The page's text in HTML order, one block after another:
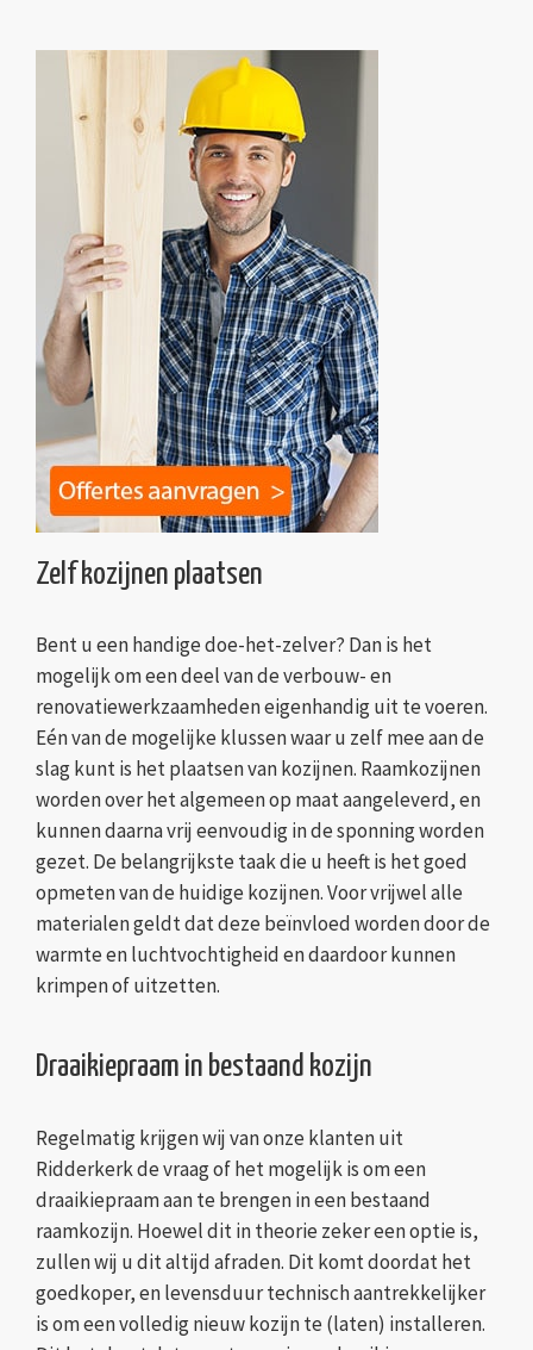
Zelf kozijnen plaatsen
Bent u een handige doe-het-zelver? Dan is het
mogelijk om een deel van de verbouw- en
renovatiewerkzaamheden eigenhandig uit te voeren.
Eén van de mogelijke klussen waar u zelf mee aan de
slag kunt is het plaatsen van kozijnen. Raamkozijnen
worden over het algemeen op maat aangeleverd, en
kunnen daarna vrij eenvoudig in de sponning worden
gezet. De belangrijkste taak die u heeft is het goed
opmeten van de huidige kozijnen. Voor vrijwel alle
materialen geldt dat deze beïnvloed worden door de
warmte en luchtvochtigheid en daardoor kunnen
krimpen of uitzetten.
Draaikiepraam in bestaand kozijn
Regelmatig krijgen wij van onze klanten uit
Ridderkerk de vraag of het mogelijk is om een
draaikiepraam aan te brengen in een bestaand
raamkozijn. Hoewel dit in theorie zeker een optie is,
zullen wij u dit altijd afraden. Dit komt doordat het
goedkoper, en levensduur technisch aantrekkelijker
is om een volledig nieuw kozijn te (laten) installeren.